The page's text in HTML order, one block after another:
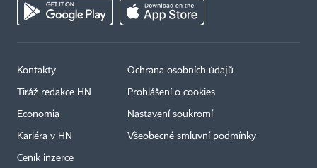
Kontakty
Tiráž redakce HN
Economia
Kariéra v HN
Ceník inzerce
Ochrana osobních údajů
Prohlášení o cookies
Nastavení soukromí
Všeobecné smluvní podmínky